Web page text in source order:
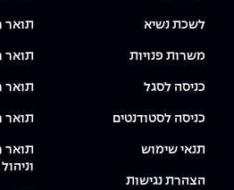
לשכת נשיא
משרות פנויות
כניסה לסגל
כניסה לסטודנטים
תנאי שימוש
הצהרת נגישות
תואר
תואר
תואר
תואר
תואר
וניהול